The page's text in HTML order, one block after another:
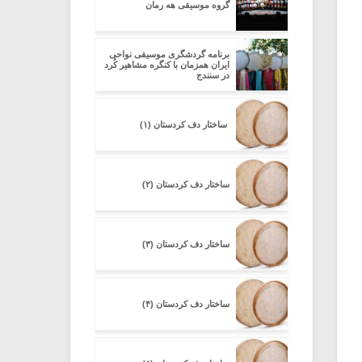
گروه موسیقی هه رمان
برنامه گردشگری موسیقی نواحی
ایران همزمان با کنگره مشاهیر کُرد
در سنندج
ساختار دف کردستان (۱)
ساختار دف کردستان (۲)
ساختار دف کردستان (۳)
ساختار دف کردستان (۴)